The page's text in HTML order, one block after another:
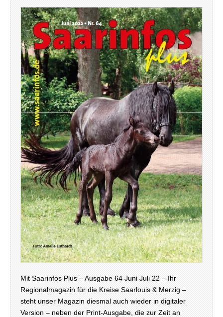
Mit Saarinfos Plus – Ausgabe 64 Juni Juli 22 – Ihr
Regionalmagazin für die Kreise Saarlouis & Merzig –
steht unser Magazin diesmal auch wieder in digitaler
Version – neben der Print-Ausgabe, die zur Zeit an